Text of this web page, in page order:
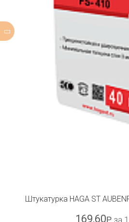
Штукатурка HAGA ST
169,60Р за